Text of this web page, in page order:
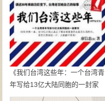
《我们台湾这些年：一个台湾青
年写给13亿大陆同胞的一封家
书》廖信忠-epub+mobi